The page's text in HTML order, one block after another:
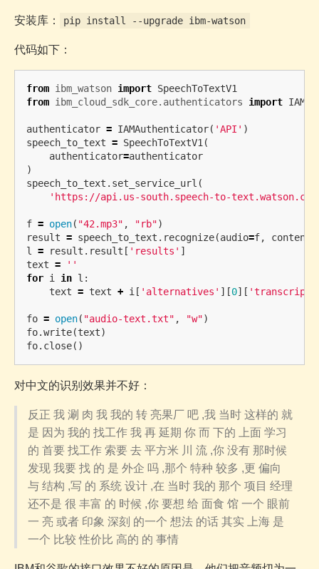
安装库： pip install --upgrade ibm-watson
代码如下：
from ibm_watson import SpeechToTextV1
from ibm_cloud_sdk_core.authenticators import
authenticator = IAMAuthenticator( 'API' )
speech_to_text = SpeechToTextV1 (
authenticator=authenticator
)
speech_to_text . set_service_url (
'https://api.us-south.speech-to-
f = open( "42.mp3" , "rb")
result = speech_to_text . recognize(audio=f,
l
= result . result [ 'results' ]
text =
''
for i in l :
text = text + i [ 'alternatives' ][0][ 'transcript'
fo = open( "audio-text.txt" , "w")
fo.write(text)
fo. close()
对中文的识别效果并不好：
反正 我 涮 肉 我 我的 转 亮果厂 吧 ,我 当时 这样的 就
是 因为 我的 找工作 我 再 延期 你 而 下的 上面 学习
的 首要 找工作 索要 去 平方米 川 流 ,你 没有 那时候
发现 我要 找 的 是 外企 吗 ,那个 特种 较多 ,更 偏向
与 结构 ,写 的 系统 设计 ,在 当时 我的 那个 项目 经理
还不是 很 丰富 的 时候 ,你 要想 给 面食 馆 一个 眼前
一 亮 或者 印象 深刻 的一个 想法 的话 其实 上海 是
一个 比较 性价比 高的 的 事情